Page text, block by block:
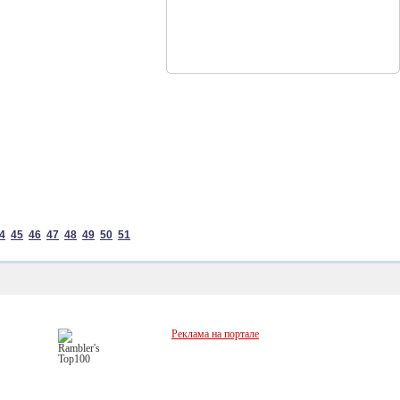
45 46 47 48 49 50 51
Реклама на портале